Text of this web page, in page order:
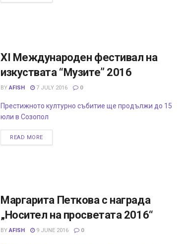
XI Международен фестивал на
изкуствата “Музите” 2016
BY AFISH 7 JULY 2016 0
Престижното културно събитие ще продължи до 15
юли в Созопол
READ MORE
Маргарита Петкова с награда
„Носител на просветата 2016“
BY AFISH 9 JUNE 2016 0